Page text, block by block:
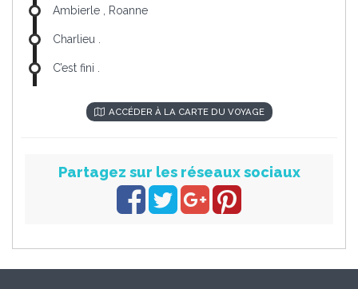
Ambierle , Roanne
Charlieu .
C’est fini .
ACCÉDER À LA CARTE DU VOYAGE
Partagez sur les réseaux sociaux